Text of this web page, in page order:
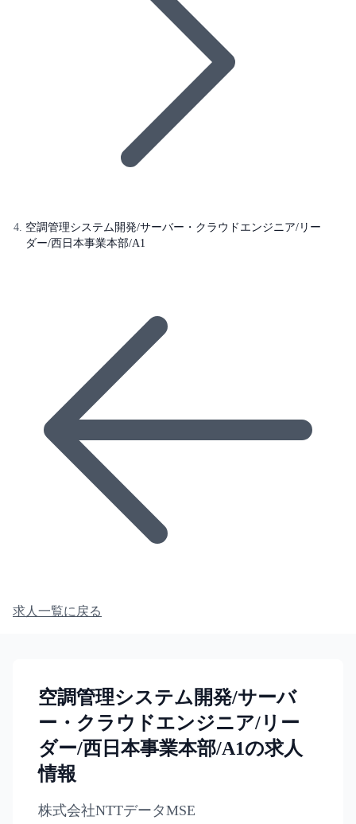
空調管理システム開発/サーバー・クラウドエンジニア/リー
ダー/西日本事業本部/A1
求人一覧に戻る
空調管理システム開発/サーバ
ー・クラウドエンジニア/リー
ダー/西日本事業本部/A1の求人
情報
株式会社NTTデータMSE